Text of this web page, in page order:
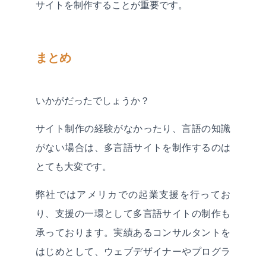
サイトを制作することが重要です。
まとめ
いかがだったでしょうか？
サイト制作の経験がなかったり、言語の知識
がない場合は、多言語サイトを制作するのは
とても大変です。
弊社ではアメリカでの起業支援を行ってお
り、支援の一環として多言語サイトの制作も
承っております。実績あるコンサルタントを
はじめとして、ウェブデザイナーやプログラ